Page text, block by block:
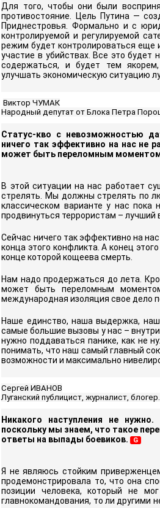
Для того, чтобы они были
противостояние. Цель Путина —
Приднестровья. Формально и с
контролируемой и регулируемой
режим будет контролироваться еще
участие в убийствах. Все это будет
содержаться, и будет тем
улучшать экономическую ситуацию
Виктор ЧУМАК
Народный депутат от Блока Петра
Статус-кво с невозможностью
ничего так эффективно на нас не
может быть переломным
В этой ситуации на нас работает
стрелять. Мы должны стрелять по
классическом варианте у нас пока
продвинуться террористам – лучший
Сейчас ничего так эффективно на
конца этого конфликта. А конец
конце которой кощеева смерть.
Нам надо продержаться до лета.
может быть переломным
международная изоляция свое дело
Наше единство, наша выдержка,
самые большие вызовы у нас –
нужно поддаваться панике, как не
понимать, что наш самый главный
возможности и максимально
Сергей ИВАНОВ
Луганский публицист, журналист, блогер.
Никакого наступления не
поскольку мы знаем, что такое
ответы на выпады боевиков. G
Я не являюсь стойким
продемонстрировала то, что она
позиции человека, который не
главнокомандования, то ли другими